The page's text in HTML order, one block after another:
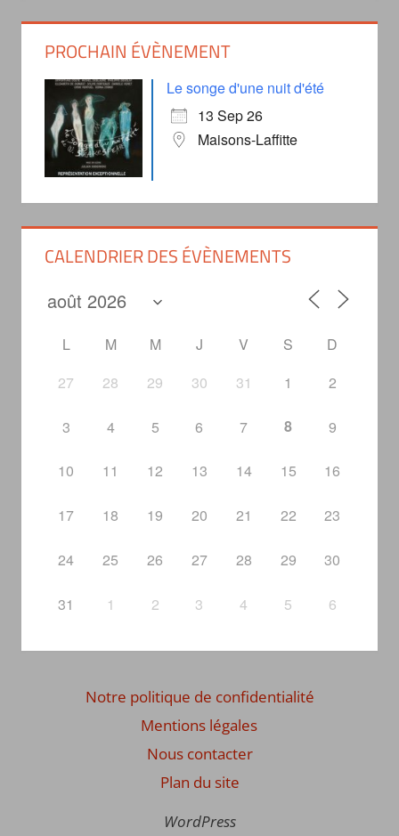
PROCHAIN ÉVÈNEMENT
Le songe d'une nuit d'été
13 Sep 26
Maisons-Laffitte
CALENDRIER DES ÉVÈNEMENTS
L M M J V S
D
27
28 29 30 31 1 2
3 4 5 6 7 8 9
10 11 12 13 14 15 16
17 18 19 20 21 22 23
24 25 26 27 28 29 30
31 1 2 3 4 5 6
Nous contacter
Plan du site
Notre politique de confidentialité
Mentions légales
WordPress